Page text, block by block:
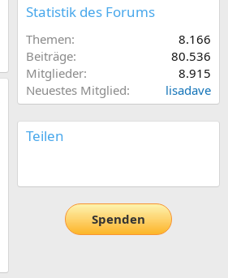
Statistik des Forums
Themen
8.166
Beiträge
80.536
Mitglieder
8.915
Neuestes Mitglied
lisadave
Teilen
Spenden